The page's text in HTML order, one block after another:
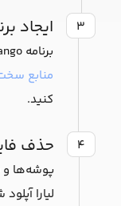
۳ ایجاد
برنامه Django خود را با شناسه،
منابع
کنید.
۴ حذف
پوشه‌ها و